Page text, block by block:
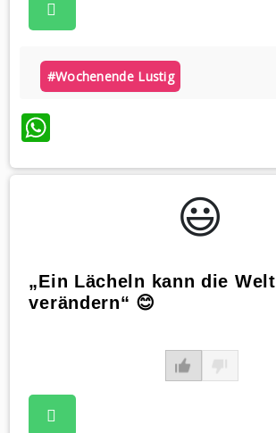
#wochenende Lustig
WhatsApp
😃️
„Ein Lächeln kann die Welt
verändern“ 😊